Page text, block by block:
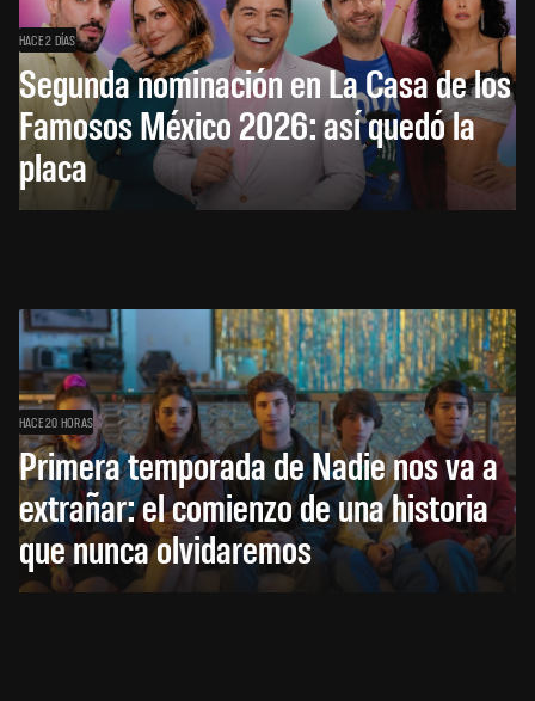
HACE 2 DÍAS
Segunda nominación en La Casa de los
Famosos México 2026: así quedó la
placa
HACE 20 HORAS
Primera temporada de Nadie nos va a
extrañar: el comienzo de una historia
que nunca olvidaremos